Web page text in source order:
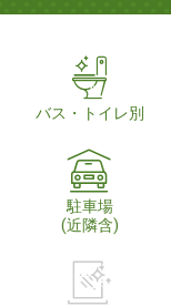
バス・トイレ別
駐車場
(近隣含)